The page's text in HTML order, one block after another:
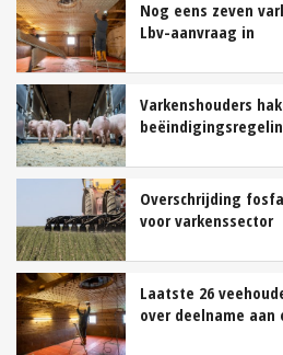
Nog eens zeven
Lbv-aanvraag in
Varkenshouders
Overschrijding
voor varkenssector
Laatste 26
over deelname